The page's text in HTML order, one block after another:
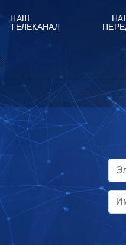
НАШ
ТЕЛЕКАНАЛ